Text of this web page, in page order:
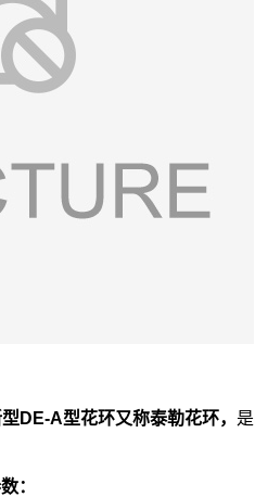
DE-A型花环又称泰勒花环，
：